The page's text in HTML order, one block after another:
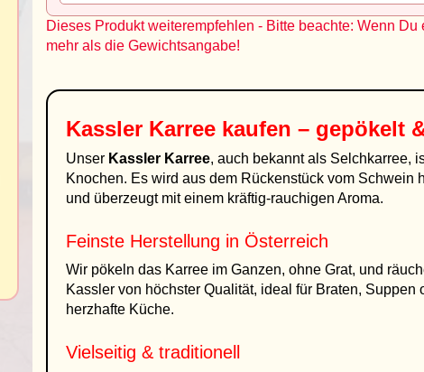
Dieses Produkt weiterempfehlen - Bitte beachte: Wenn
mehr als die Gewichtsangabe!
Kassler Karree kaufen – gepökelt
Unser Kassler Karree, auch bekannt als Selchkarree,
Knochen. Es wird aus dem Rückenstück vom
und überzeugt mit einem kräftig-rauchigen Aroma.
Feinste Herstellung in Österreich
Wir pökeln das Karree im Ganzen, ohne Grat, und
Kassler von höchster Qualität, ideal für Braten,
herzhafte Küche.
Vielseitig & traditionell